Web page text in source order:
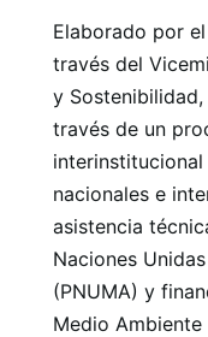
Elaborado por
través del
y
través de un
nacionales e
asistencia
Naciones
(PNUMA) y
Medio Ambiente